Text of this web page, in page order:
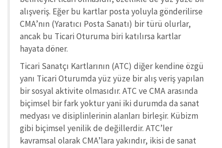
alışveriş. Eğer bu kartlar posta yoluyla gönderilirse
CMA’nın (Yaratıcı Posta Sanatı) bir türü olurlar,
ancak bu Ticari Oturuma biri katılırsa kartlar
hayata döner.
Ticari Sanatçı Kartlarının (ATC) diğer kendine özgü
yanı Ticari Oturumda yüz yüze bir alış veriş yapılan
bir sosyal aktivite olmasıdır. ATC ve CMA arasında
biçimsel bir fark yoktur yani iki durumda da sanat
medyası ve disiplinlerinin alanları birleşir. Kübizm
gibi biçimsel yenilik de değillerdir. ATC’ler
kavramsal olarak CMA’lara yakındır, ikisi de sanat